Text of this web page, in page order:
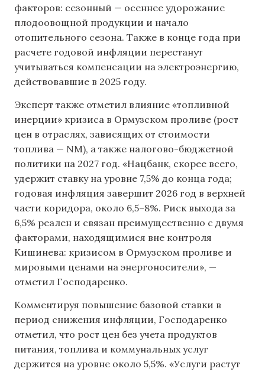
факторов: сезонный — осеннее удорожание
плодоовощной продукции и начало
отопительного сезона. Также в конце года при
расчете годовой инфляции перестанут
учитываться компенсации на электроэнергию,
действовавшие в 2025 году.
Эксперт также отметил влияние «топливной
инерции» кризиса в Ормузском проливе (рост
цен в отраслях, зависящих от стоимости
топлива — NM), а также налогово-бюджетной
политики на 2027 год. «Нацбанк, скорее всего,
удержит ставку на уровне 7,5% до конца года;
годовая инфляция завершит 2026 год в верхней
части коридора, около 6,5–8%. Риск выхода за
6,5% реален и связан преимущественно с двумя
факторами, находящимися вне контроля
Кишинева: кризисом в Ормузском проливе и
мировыми ценами на энергоносители», —
отметил Господаренко.
Комментируя повышение базовой ставки в
период снижения инфляции, Господаренко
отметил, что рост цен без учета продуктов
питания, топлива и коммунальных услуг
держится на уровне около 5,5%. «Услуги растут